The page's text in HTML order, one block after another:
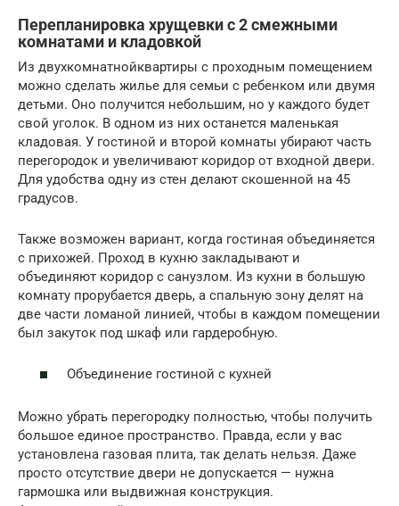
Перепланировка хрущевки с 2 смежными
комнатами и кладовкой
Из двухкомнатнойквартиры с проходным помещением
можно сделать жилье для семьи с ребенком или двумя
детьми. Оно получится небольшим, но у каждого будет
свой уголок. В одном из них останется маленькая
кладовая. У гостиной и второй комнаты убирают часть
перегородок и увеличивают коридор от входной двери.
Для удобства одну из стен делают скошенной на 45
градусов.
Также возможен вариант, когда гостиная объединяется
с прихожей. Проход в кухню закладывают и
объединяют коридор с санузлом. Из кухни в большую
комнату прорубается дверь, а спальную зону делят на
две части ломаной линией, чтобы в каждом помещении
был закуток под шкаф или гардеробную.
Объединение гостиной с кухней
Можно убрать перегородку полностью, чтобы получить
большое единое пространство. Правда, если у вас
установлена газовая плита, так делать нельзя. Даже
просто отсутствие двери не допускается — нужна
гармошка или выдвижная конструкция.